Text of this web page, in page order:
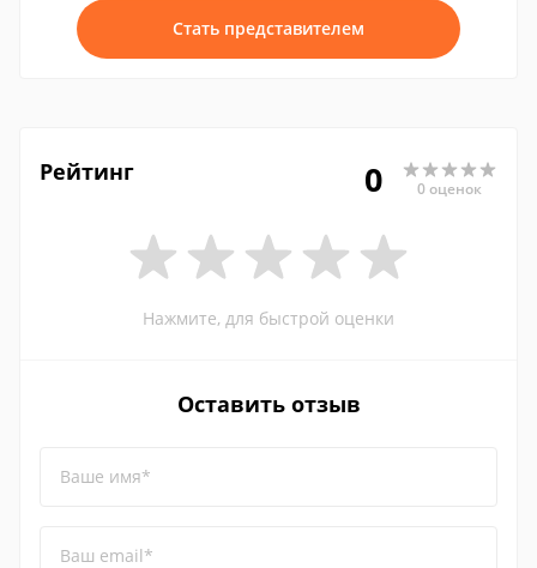
Стать представителем
Рейтинг 0 0 оценок
Нажмите, для быстрой оценки
Оставить отзыв
Ваше имя*
Ваш email*